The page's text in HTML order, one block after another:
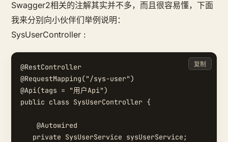
Swagger2相关的注解其实并不多，而且很容易懂，下面
我来分别向小伙伴们举例说明：
SysUserController :
@RestController
@RequestMapping("/sys-user")
@Api(tags = "用户Api")
public class SysUserController {
    @Autowired
   private SysUserService sysUserService;
复制